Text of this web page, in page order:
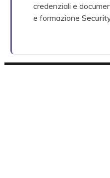
credenziali e
e formazione